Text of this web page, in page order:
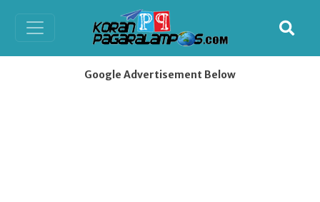
Google Advertisement Below